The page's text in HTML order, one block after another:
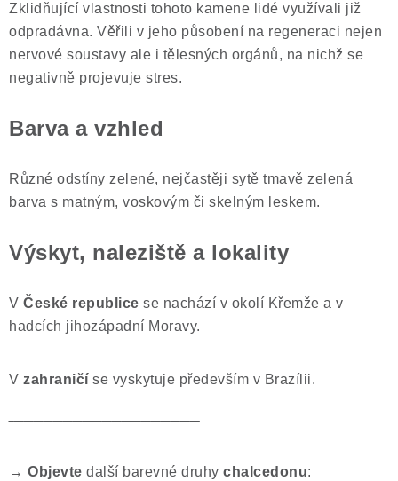
MISTROVSKÉ KRYSTALY
Obchodní podmínky
Výkup minerálů a drahých kamenů
Formulář pro odstoupení od smlouvy
Poučení o právu na odstoupení od smlouvy
Zklidňující vlastnosti tohoto kamene lidé využívali již
odpradávna. Věřili v jeho působení na regeneraci nejen
nervové soustavy ale i tělesných orgánů, na nichž se
negativně projevuje stres.
Barva a vzhled
Různé odstíny zelené, nejčastěji sytě tmavě zelená
barva s matným, voskovým či skelným leskem.
Výskyt, naleziště a lokality
V České republice se nachází v okolí Křemže a v
hadcích jihozápadní Moravy.
V zahraničí se vyskytuje především v Brazílii.
→ Objevte další barevné druhy chalcedonu: